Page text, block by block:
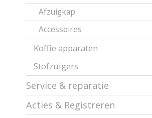
Afzuigkap
Accessoires
Koffie apparaten
Stofzuigers
Service & reparatie
Acties & Registreren